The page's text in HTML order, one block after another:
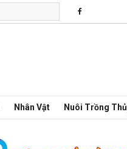
Nhân Vật Nuôi Trồng